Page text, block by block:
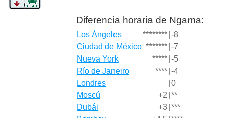
Diferencia horaria de Ngama:
Los Ángeles ******** -8
Ciudad de México ******* -7
Nueva York
***** -5
Río de Janeiro
**** -4
Londres
0
Moscú
+2 **
Dubái
+3 ***